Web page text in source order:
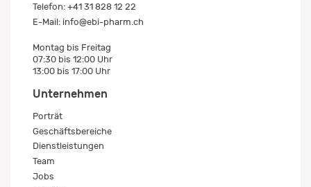
Telefon: +41 31 828 12 22
E-Mail: info@ebi-pharm.ch
Montag bis Freitag
07:30 bis 12:00 Uhr
13:00 bis 17:00 Uhr
Unternehmen
Porträt
Geschäftsbereiche
Dienstleistungen
Team
Jobs